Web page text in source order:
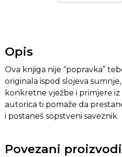
Opis
Ova knjiga nije “popravka”
originala ispod slojeva
konkretne vježbe i primjere
autorica ti pomaže da
i postaneš sopstveni saveznik.
Povezani proizvodi